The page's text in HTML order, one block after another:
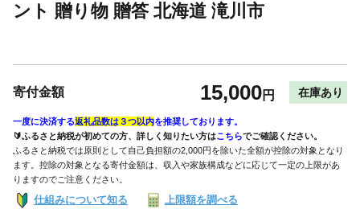
ント 贈り物 贈答 北海道 滝川市
寄付金額 15,000円 在庫あり
一度に決済する返礼品数は３つ以内を推奨しております。
🔰ふるさと納税が初めての方、詳しく知りたい方はこちらでご確認ください。
ふるさと納税では原則として自己負担額の2,000円を除いた全額が控除の対象となり
ます。控除の対象となる寄付金額は、収入や家族構成などに応じて一定の上限があ
りますのでご注意ください。
仕組みについて知る 上限額を調べる